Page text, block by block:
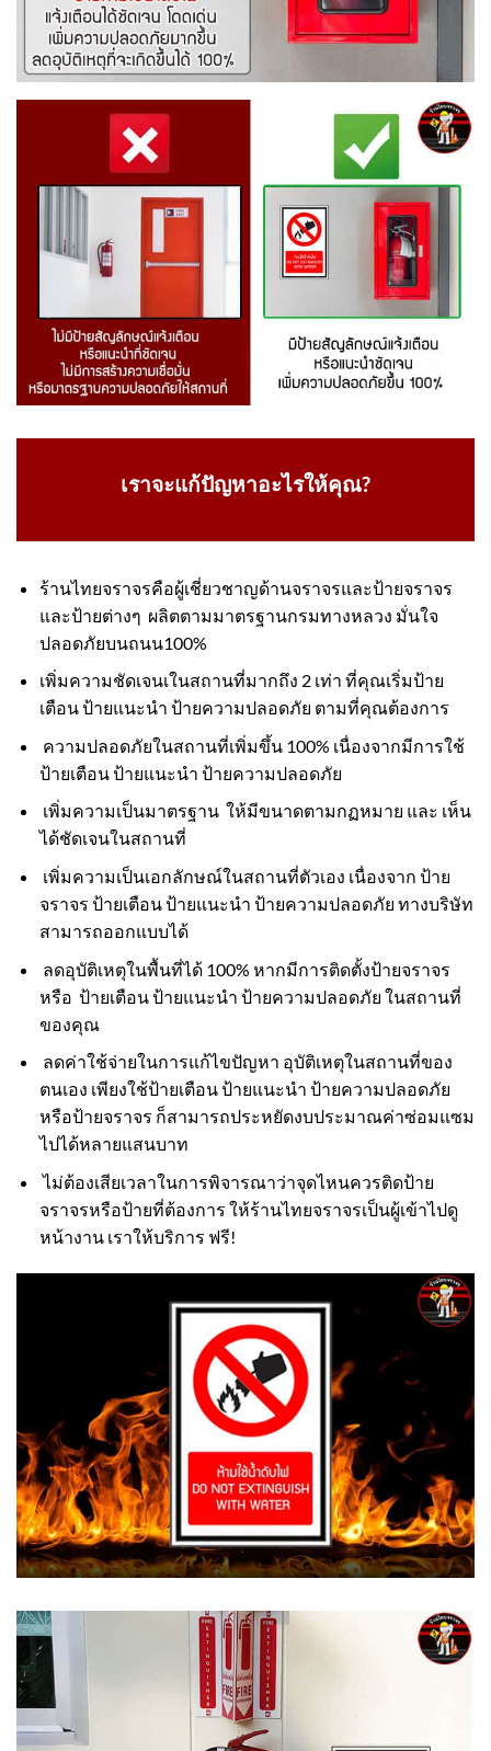
เราจะแก้ปัญหาอะไรให้คุณ?
ร้านไทยจราจรคือผู้เชี่ยวชาญด้านจราจรและป้ายจราจร
และป้ายต่างๆ ผลิตตามมาตรฐานกรมทางหลวง มั่นใจ
ปลอดภัยบนถนน100%
เพิ่มความชัดเจนเในสถานที่มากถึง 2 เท่า ที่คุณเริ่มป้าย
เตือน ป้ายแนะนำ ป้ายความปลอดภัย ตามที่คุณต้องการ
ความปลอดภัยในสถานที่เพิ่มขึ้น 100% เนื่องจากมีการใช้
ป้ายเตือน ป้ายแนะนำ ป้ายความปลอดภัย
เพิ่มความเป็นมาตรฐาน ให้มีขนาดตามกฏหมาย และ เห็น
ได้ชัดเจนในสถานที่
เพิ่มความเป็นเอกลักษณ์ในสถานที่ตัวเอง เนื่องจาก ป้าย
จราจร ป้ายเตือน ป้ายแนะนำ ป้ายความปลอดภัย ทางบริษัท
สามารถออกแบบได้
ลดอุบัติเหตุในพื้นที่ได้ 100% หากมีการติดตั้งป้ายจราจร
หรือ ป้ายเตือน ป้ายแนะนำ ป้ายความปลอดภัย ในสถานที่
ของคุณ
ลดค่าใช้จ่ายในการแก้ไขปัญหา อุบัติเหตุในสถานที่ของ
ตนเอง เพียงใช้ป้ายเตือน ป้ายแนะนำ ป้ายความปลอดภัย
หรือป้ายจราจร ก็สามารถประหยัดงบประมาณค่าซ่อมแซม
ไปได้หลายแสนบาท
ไม่ต้องเสียเวลาในการพิจารณาว่าจุดไหนควรติดป้าย
จราจรหรือป้ายที่ต้องการ ให้ร้านไทยจราจรเป็นผู้เข้าไปดู
หน้างาน เราให้บริการ ฟรี!